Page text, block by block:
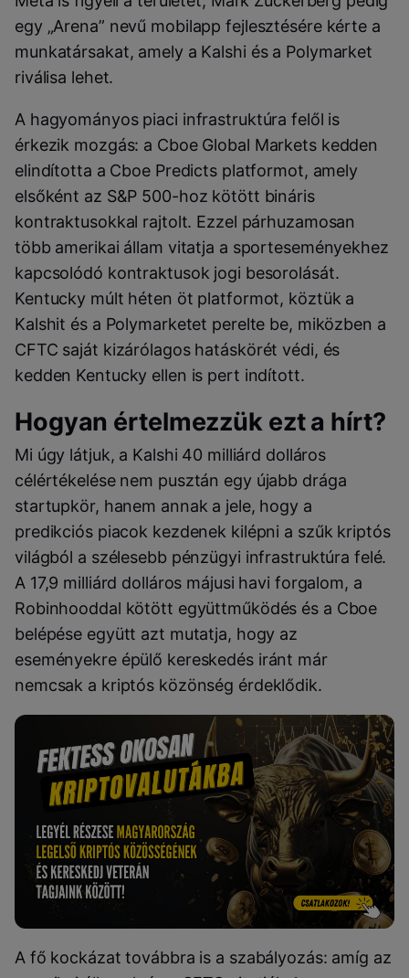
egy „Arena” nevű mobilapp fejlesztésére kérte a
munkatársakat, amely a Kalshi és a Polymarket
riválisa lehet.
A hagyományos piaci infrastruktúra felől is
érkezik mozgás: a Cboe Global Markets kedden
elindította a Cboe Predicts platformot, amely
elsőként az S&P 500-hoz kötött bináris
kontraktusokkal rajtolt. Ezzel párhuzamosan
több amerikai állam vitatja a sporteseményekhez
kapcsolódó kontraktusok jogi besorolását.
Kentucky múlt héten öt platformot, köztük a
Kalshit és a Polymarketet perelte be, miközben a
CFTC saját kizárólagos hatáskörét védi, és
kedden Kentucky ellen is pert indított.
Hogyan értelmezzük ezt a hírt?
Mi úgy látjuk, a Kalshi 40 milliárd dolláros
célértékelése nem pusztán egy újabb drága
startupkör, hanem annak a jele, hogy a
predikciós piacok kezdenek kilépni a szűk kriptós
világból a szélesebb pénzügyi infrastruktúra felé.
A 17,9 milliárd dolláros májusi havi forgalom, a
Robinhooddal kötött együttműködés és a Cboe
belépése együtt azt mutatja, hogy az
eseményekre épülő kereskedés iránt már
nemcsak a kriptós közönség érdeklődik.
A fő kockázat továbbra is a szabályozás: amíg az